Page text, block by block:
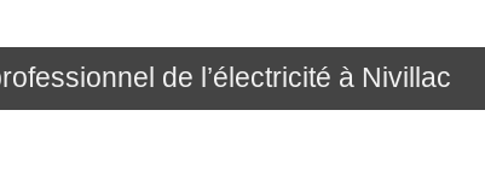
de l’électricité à Nivillac